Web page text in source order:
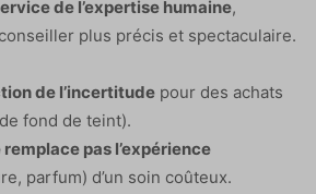
de l’expertise humaine,
plus précis et spectaculaire.
de l’incertitude pour des achats
fond de teint).
remplace pas l’expérience
parfum) d’un soin coûteux.